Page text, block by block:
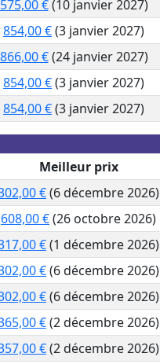
575,00 €(10 janvier 2027)
854,00 €(3 janvier 2027)
866,00 €(24 janvier 2027)
854,00 €(3 janvier 2027)
854,00 €(3 janvier 2027)
Meilleur prix
€(6 décembre 2026)
608,00 €(26 octobre 2026)
€(1 décembre 2026)
€(6 décembre 2026)
€(6 décembre 2026)
€(2 décembre 2026)
€(2 décembre 2026)